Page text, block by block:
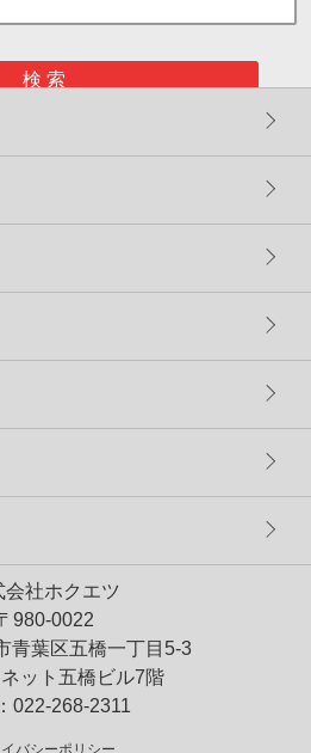
検 索
会社ホクエツ
980-0022
青葉区五橋一丁目5-3
ット五橋ビル7階
022-268-2311
バシーポリシー